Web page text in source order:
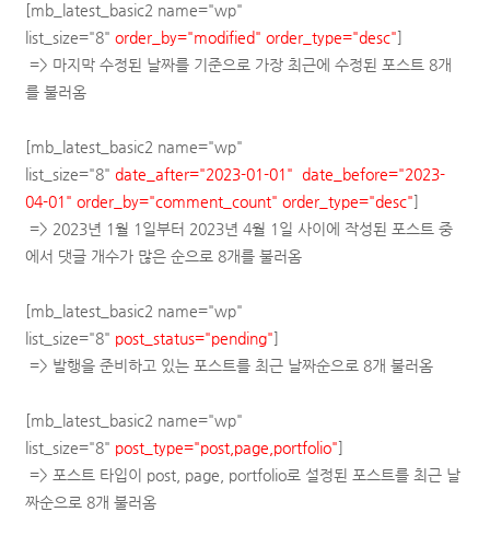
[mb_latest_basic2 name="wp"
list_size="8" order_by="modified" order_type="desc"]
=> 마지막 수정된 날짜를 기준으로 가장 최근에 수정된 포스트 8개
를 불러옴
[mb_latest_basic2 name="wp"
list_size="8" date_after="2023-01-01"
date_before="2023-
04-01" order_by="comment_count" order_type="desc"]
=> 2023년 1월 1일부터 2023년 4월 1일 사이에 작성된 포스트 중
에서 댓글 개수가 많은 순으로 8개를 불러옴
[mb_latest_basic2 name="wp"
list_size="8" post_status="pending"]
=> 발행을 준비하고 있는 포스트를 최근 날짜순으로 8개 불러옴
[mb_latest_basic2 name="wp"
list_size="8" post_type="post,page,portfolio"]
=> 포스트 타입이 post, page, portfolio로 설정된 포스트를 최근 날
짜순으로 8개 불러옴